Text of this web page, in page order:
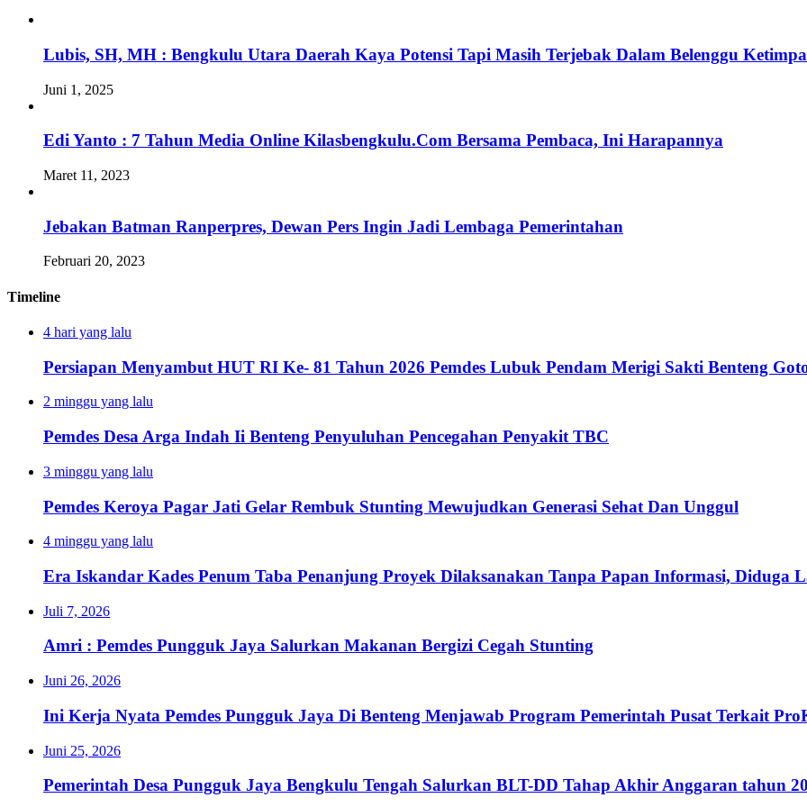
Lubis, SH, MH : Bengkulu Utara Daerah Kaya Potensi Tapi Masih Terjebak Dalam Belenggu
Juni 1, 2025
Edi Yanto : 7 Tahun Media Online Kilasbengkulu.Com Bersama Pembaca, Ini Harapannya
Maret 11, 2023
Jebakan Batman Ranperpres, Dewan Pers Ingin Jadi Lembaga Pemerintahan
Februari 20, 2023
Timeline
4 hari yang lalu
Persiapan Menyambut HUT RI Ke- 81 Tahun 2026 Pemdes Lubuk Pendam Merigi Sakti Benteng
2 minggu yang lalu
Pemdes Desa Arga Indah Ii Benteng Penyuluhan Pencegahan Penyakit TBC
3 minggu yang lalu
Pemdes Keroya Pagar Jati Gelar Rembuk Stunting Mewujudkan Generasi Sehat Dan Unggul
4 minggu yang lalu
Era Iskandar Kades Penum Taba Penanjung Proyek Dilaksanakan Tanpa Papan Informasi, Diduga
Juli 7, 2026
Amri : Pemdes Pungguk Jaya Salurkan Makanan Bergizi Cegah Stunting
Juni 26, 2026
Ini Kerja Nyata Pemdes Pungguk Jaya Di Benteng Menjawab Program Pemerintah Pusat Terkait
Juni 25, 2026
Pemerintah Desa Pungguk Jaya Bengkulu Tengah Salurkan BLT-DD Tahap Akhir Anggaran tahun